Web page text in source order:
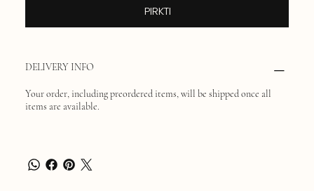
PIRKTI
DELIVERY INFO
Your order, including preordered items, will be shipped once all
items are available.